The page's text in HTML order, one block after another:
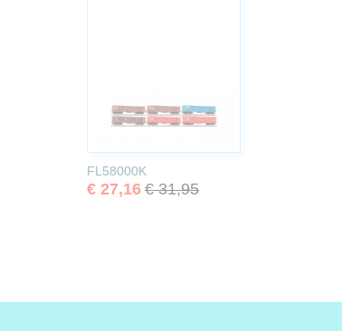
FL58000K
€ 27,16 € 31,95